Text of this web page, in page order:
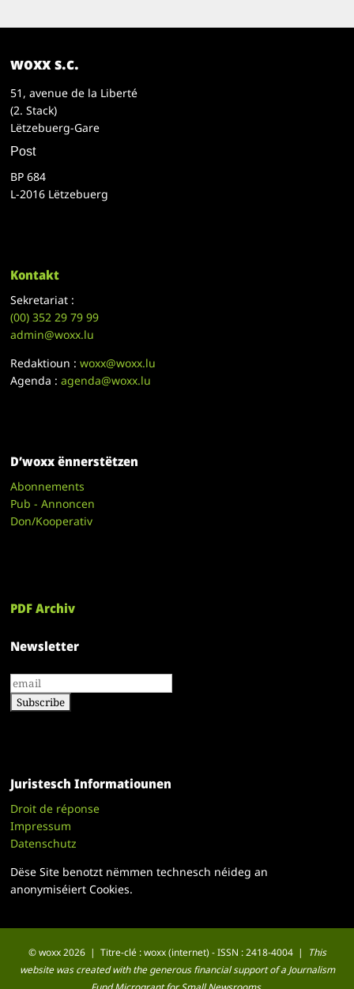
woxx s.c.
51, avenue de la Liberté
(2. Stack)
Lëtzebuerg-Gare
Post
BP 684
L-2016 Lëtzebuerg
Kontakt
Sekretariat :
(00)352 29 79 99
admin@woxx.lu
Redaktioun :woxx@woxx.lu
Agenda :agenda@woxx.lu
D’woxx ënnerstëtzen
Abonnements
Pub - Annoncen
Don/Kooperativ
PDF Archiv
Newsletter
Juristesch Informatiounen
Droit de réponse
Impressum
Datenschutz
Dëse Site benotzt nëmmen technesch néideg an
anonymiséiert Cookies.
© woxx 2026 | Titre-clé : woxx (internet) - ISSN : 2418-4004 |
This
website was created with the generous financial support of a Journalism